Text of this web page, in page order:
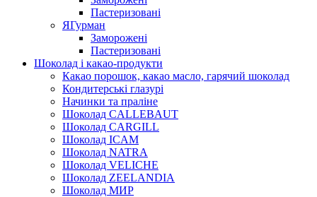
Пастеризовані
ЯГурман
Заморожені
Пастеризовані
Шоколад і какао-продукти
Какао порошок, какао масло, гарячий шоколад
Кондитерські глазурі
Начинки та праліне
Шоколад CALLEBAUT
Шоколад CARGILL
Шоколад ICAM
Шоколад NATRA
Шоколад VELICHE
Шоколад ZEELANDIA
Шоколад МИР